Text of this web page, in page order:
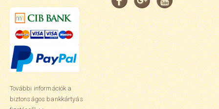
További információk a
biztonságos bankkártyás